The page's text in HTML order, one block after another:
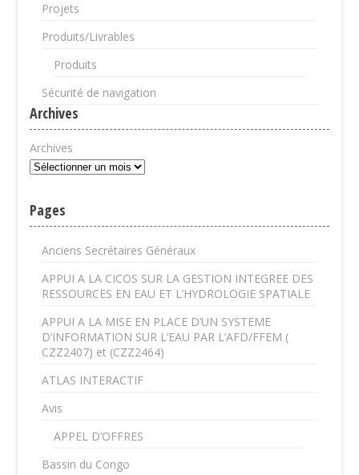
Projets
Produits/Livrables
Produits
Sécurité de navigation
Archives
Archives
Pages
Anciens Secrétaires Généraux
APPUI A LA CICOS SUR LA GESTION INTEGREE DES
RESSOURCES EN EAU ET L’HYDROLOGIE SPATIALE
APPUI A LA MISE EN PLACE D’UN SYSTEME
D’INFORMATION SUR L’EAU PAR L’AFD/FFEM (
CZZ2407) et (CZZ2464)
ATLAS INTERACTIF
Avis
APPEL D’OFFRES
Bassin du Congo